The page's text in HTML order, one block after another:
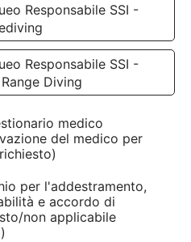
Responsabile SSI -
Responsabile SSI -
Diving
medico
del medico per
per l'addestramento,
e accordo di
non applicabile